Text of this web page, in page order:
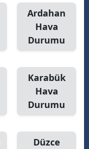
Ardahan
Hava
Durumu
Karabük
Hava
Durumu
Düzce